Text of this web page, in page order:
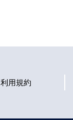
利用規約